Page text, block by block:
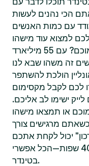
עם כמות האנשים
למצוא עוד מישהו
שאכפת לו משינוי האקלים כמוכם? עם 55 מיליארד
זה משהו שבא לנו
הולכת להשתפר
לכם לקבל מקסימום
ישימו לב אליכם.
או תמצאו מישהו
מרגישים צורך
יכול לקחת אתכם
ליותר מ–190 מדינות ביותר מ–40 שפות—הכל אפשרי
בטינדר.